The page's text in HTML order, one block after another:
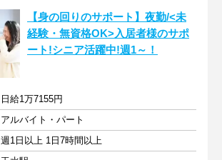
【身の回りのサポート】夜勤/<未
経験・無資格OK>入居者様のサポ
ート!シニア活躍中!週1～！
日給1万7155円
アルバイト・パート
週1日以上 1日7時間以上